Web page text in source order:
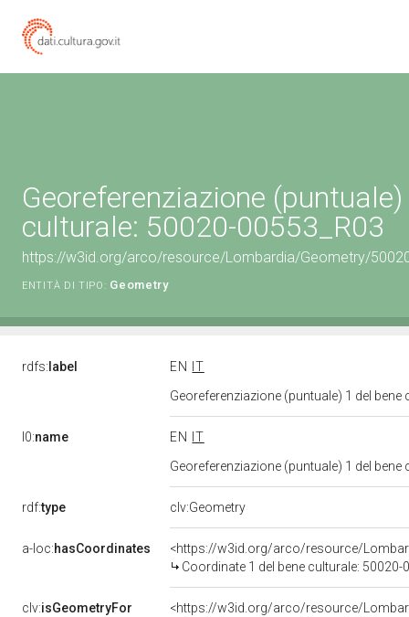
Georeferenziazione
culturale: 50020-00553_R03
https://w3id.org/arco/resource/Lombardia/Geometry/
ENTITÀ DI TIPO: Geometry
rdfs: label EN
IT
Georeferenziazione (puntuale) 1 del
l0:name EN
IT
Georeferenziazione (puntuale) 1 del
rdf:type clv:Geometry
a-loc:hasCoordinates
<https://w3id.org/arco/resource/
Coordinate 1 del bene culturale: 50020-
clv:isGeometryFor
<https://w3id.org/arco/resource/